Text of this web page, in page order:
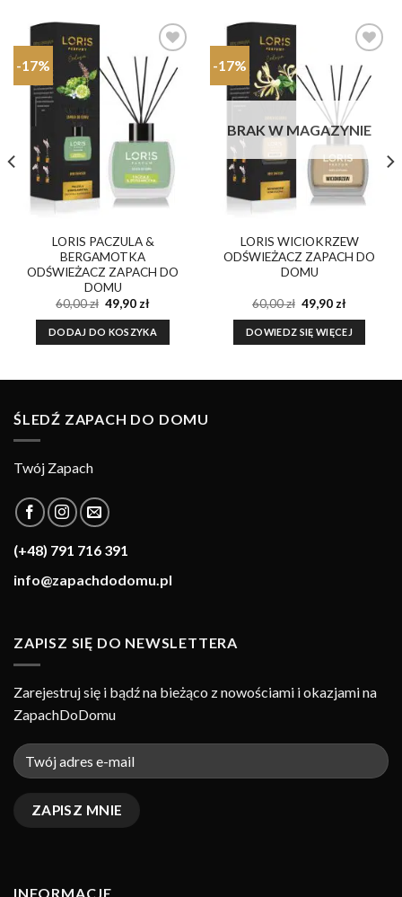
-17%
Dodaj do
ulubionych
LORIS PACZULA &
BERGAMOTKA
ODŚWIEŻACZ ZAPACH DO
DOMU
60,00zł Pierwotna
cena
wynosiła:
60,00 zł.
49,90złAktualna
wynosi:
49,90 zł.
DODAJ DO KOSZYKA
-17%
Dodaj do
ulubionych
BRAK W MAGAZYNIE
LORIS WICIOKRZEW
ODŚWIEŻACZ ZAPACH DO
DOMU
60,00zł Pierwotna
cena
wynosiła:
60,00 zł.
49,90złAktualna
wynosi:
49,90 zł.
DOWIEDZ SIĘ WIĘCEJ
ŚLEDŹ ZAPACH DO DOMU
Twój Zapach
(+48) 791 716 391
info@zapachdodomu.pl
ZAPISZ SIĘ DO NEWSLETTERA
Zarejestruj się i bądź na bieżąco z nowościami i okazjami na
ZapachDoDomu
INFORMACJE